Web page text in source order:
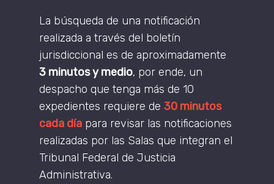
La búsqueda de una notificación
realizada a través del boletín
jurisdiccional es de aproximadamente
3 minutos y medio, por ende, un
despacho que tenga más de 10
expedientes requiere de30 minutos
cada día para revisar las notificaciones
realizadas por las Salas que integran el
Tribunal Federal de Justicia
Administrativa.